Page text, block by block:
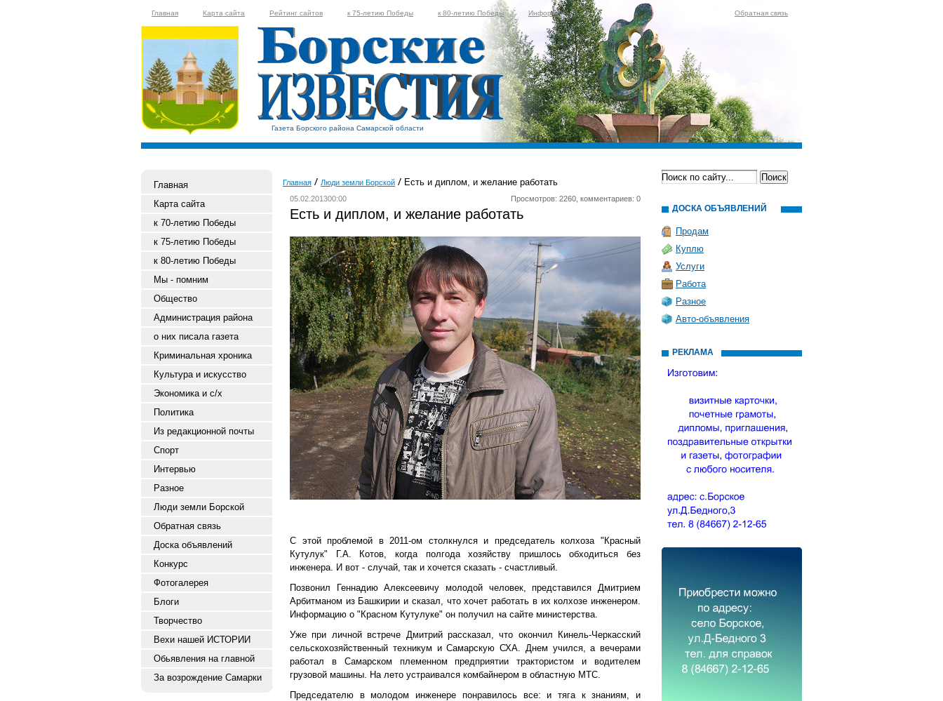
Главная Карта сайта Рейтинг сайтов к 75-летию Победы к 80-летию Победы Информер Обратная связь
Газета Борского района Самарской области
Главная
Карта сайта
к 70-летию Победы
к 75-летию Победы
к 80-летию Победы
Мы - помним
Общество
Администрация района
о них писала газета
Криминальная хроника
Культура и искусство
Экономика и с/х
Политика
Из редакционной почты
Спорт
Интервью
Разное
Люди земли Борской
Обратная связь
Доска объявлений
Конкурс
Фотогалерея
Блоги
Творчество
Вехи нашей ИСТОРИИ
Обьявления на главной
За возрождение Самарки
Главная Люди земли Борской Есть и диплом, и желание работать
05.02.201300:00 Просмотров: 2260, комментариев: 0
Есть и диплом, и желание работать
С этой проблемой в 2011-ом столкнулся и председатель колхоза "Красный
Кутулук" Г.А. Котов, когда полгода хозяйству пришлось обходиться без
инженера. И вот - случай, так и хочется сказать - счастливый.
Позвонил Геннадию Алексеевичу молодой человек, представился Дмитрием
Арбитманом из Башкирии и сказал, что хочет работать в их колхозе инженером.
Информацию о "Красном Кутулуке" он получил на сайте министерства.
Уже при личной встрече Дмитрий рассказал, что окончил Кинель-Черкасский
сельскохозяйственный техникум и Самарскую СХА. Днем учился, а вечерами
работал в Самарском племенном предприятии трактористом и водителем
грузовой машины. На лето устраивался комбайнером в областную МТС.
Председателю в молодом инженере понравилось все: и тяга к знаниям, и
ДОСКА ОБЪЯВЛЕНИЙ
Продам
Куплю
Услуги
Работа
Разное
Авто-объявления
РЕКЛАМА